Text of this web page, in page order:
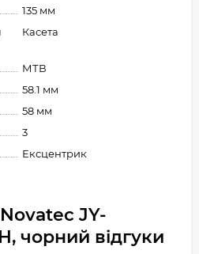
135 мм
Касета
МТВ
58.1 мм
58 мм
3
Ексцентрик
JY-
чорний відгуки